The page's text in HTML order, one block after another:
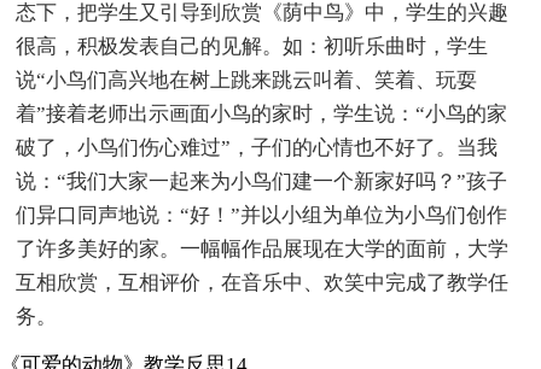
态下，把学生又引导到欣赏《荫中鸟》中，学生的兴趣
很高，积极发表自己的见解。如：初听乐曲时，学生
说“小鸟们高兴地在树上跳来跳云叫着、笑着、玩耍
着”接着老师出示画面小鸟的家时，学生说：“小鸟的家
破了，小鸟们伤心难过”，子们的心情也不好了。当我
说：“我们大家一起来为小鸟们建一个新家好吗？”孩子
们异口同声地说：“好！”并以小组为单位为小鸟们创作
了许多美好的家。一幅幅作品展现在大学的面前，大学
互相欣赏，互相评价，在音乐中、欢笑中完成了教学任
务。